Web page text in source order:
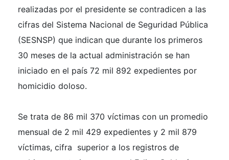
realizadas por el presidente se contradicen a las
cifras del Sistema Nacional de Seguridad Pública
(SESNSP) que indican que durante los primeros
30 meses de la actual administración se han
iniciado en el país 72 mil 892 expedientes por
homicidio doloso.
Se trata de 86 mil 370 víctimas con un promedio
mensual de 2 mil 429 expedientes y 2 mil 879
víctimas, cifra superior a los registros de